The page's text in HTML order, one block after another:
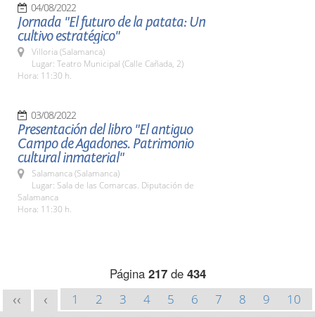
04/08/2022
Jornada "El futuro de la patata: Un
cultivo estratégico"
Villoria (Salamanca)
Lugar: Teatro Municipal (Calle Cañada, 2)
Hora: 11:30 h.
03/08/2022
Presentación del libro "El antiguo
Campo de Agadones. Patrimonio
cultural inmaterial"
Salamanca (Salamanca)
Lugar: Sala de las Comarcas. Diputación de
Salamanca
Hora: 11:30 h.
Página 217de 434
<< < 1 2 3 4 5 6 7 8 9
10